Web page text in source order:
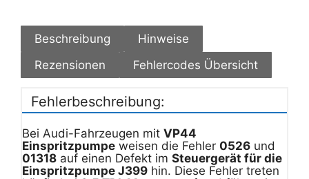
Beschreibung
Hinweise
Rezensionen
Fehlercodes Übersicht
Fehlerbeschreibung:
Bei Audi-Fahrzeugen mit VP44
Einspritzpumpe weisen die Fehler 0526 und
01318 auf einen Defekt im Steuergerät für die
Einspritzpumpe J399 hin. Diese Fehler treten